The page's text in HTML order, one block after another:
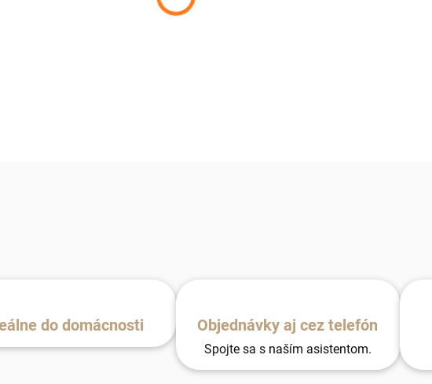
do domácnosti Objednávky aj cez telefón
Spojte sa s naším asistentom.